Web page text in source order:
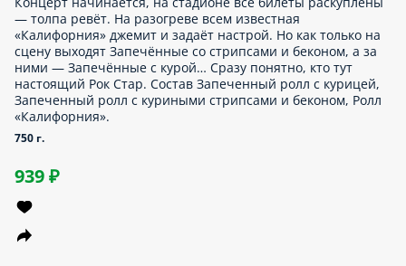
Запеченный ролл с тигровой креветкой, Темпурный ролл с
креветкой, Запеченный ролл с курицей.
1020 г.
1 329 ₽
Сама готовила
а руки ещё неделю будут напоминать, что ты чистила
ножи крепче твоего маникюра. Мы нашинкуем и привезём
готовила. Состав Запеченный ролл с тигровой креветкой,